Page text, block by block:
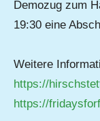
Demozug zum
19:30 eine
Weitere
https://
https://